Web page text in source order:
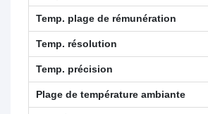
Temp. plage de rémunération
Temp. résolution
Temp. précision
Plage de température ambiante